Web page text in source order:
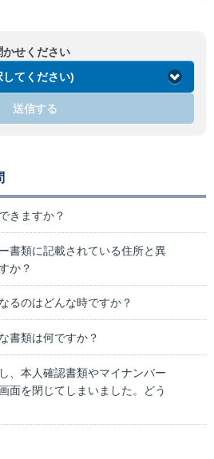
せください
してください)
送信する
きますか？
書類に記載されている住所と異
か？
るのはどんな時ですか？
書類は何ですか？
、本人確認書類やマイナンバー
面を閉じてしまいました。どう